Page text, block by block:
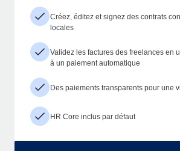
Créez, éditez et signez des contrats
locales
Validez les factures des freelances en
à un paiement automatique
Des paiements transparents pour une
HR Core inclus par défaut